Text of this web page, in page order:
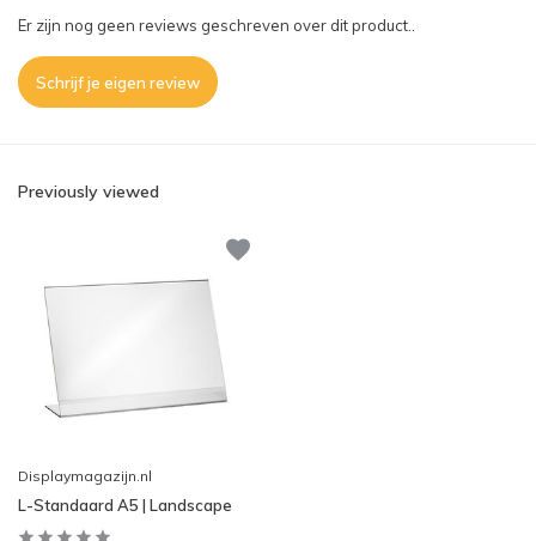
Er zijn nog geen reviews geschreven over dit product..
Schrijf je eigen review
Previously viewed
Displaymagazijn.nl
L-Standaard A5 | Landscape